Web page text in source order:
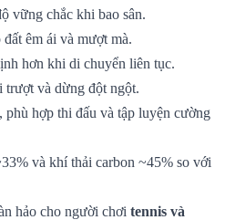
vững chắc khi bao sân.
êm ái và mượt mà.
hơn khi di chuyển liên tục.
trượt và dừng đột ngột.
phù hợp thi đấu và tập luyện cường
và khí thải carbon ~45% so với
hảo cho người chơi tennis và